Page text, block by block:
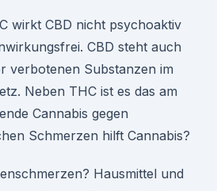
wirkt CBD nicht psychoaktiv
CBD steht auch
verbotenen Substanzen im
Neben THC ist es das am
Cannabis gegen
Schmerzen hilft Cannabis?
Hausmittel und